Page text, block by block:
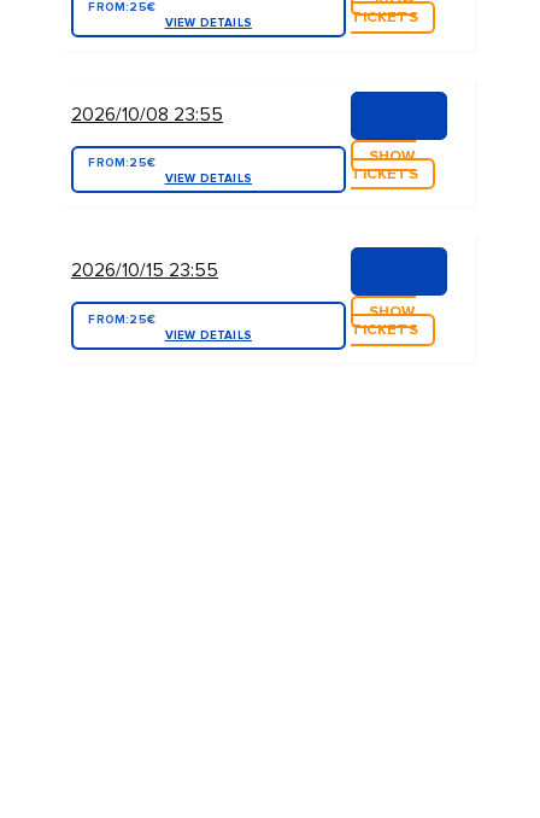
FROM: 25€
VIEW DETAILS
TICKETS
2026/10/08 23:55
FROM: 25€
VIEW DETAILS
SHOW
TICKETS
2026/10/15 23:55
FROM: 25€
VIEW DETAILS
SHOW
TICKETS